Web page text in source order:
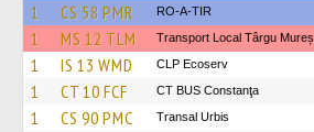
1 CS 58 PMR RO-A-TIR
1 MS 12 TLM Transport Local Târgu Mureș
1 IS 13 WMD CLP Ecoserv
1 CT 10 FCF CT BUS Constanţa
1 CS 90 PMC Transal Urbis